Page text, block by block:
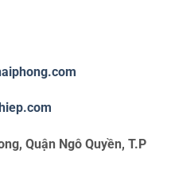
Quận Ngô Quyền, T.P